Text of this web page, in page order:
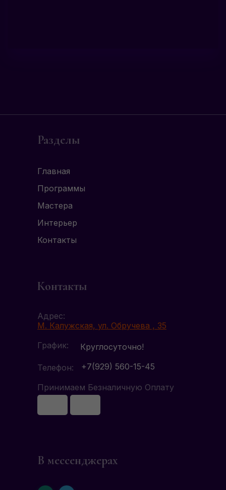
Разделы
Главная
Программы
Мастера
Интерьер
Контакты
Контакты
Адрес:
М. Калужская, ул. Обручева , 35
График:
Круглосуточно!
Телефон: +7(929) 560-15-45
Принимаем Безналичную Оплату
В мессенджерах